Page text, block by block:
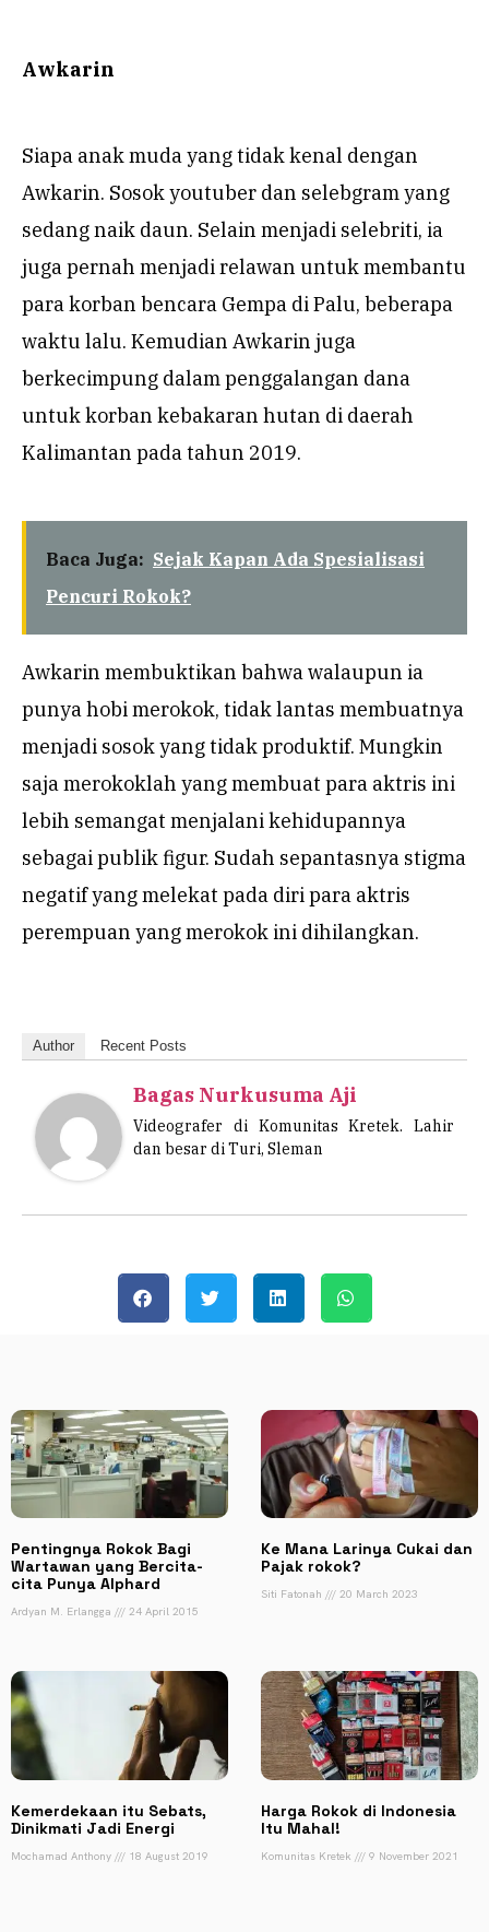
Awkarin
Siapa anak muda yang tidak kenal dengan
Awkarin. Sosok youtuber dan selebgram yang
sedang naik daun. Selain menjadi selebriti, ia
juga pernah menjadi relawan untuk membantu
para korban bencara Gempa di Palu, beberapa
waktu lalu. Kemudian Awkarin juga
berkecimpung dalam penggalangan dana
untuk korban kebakaran hutan di daerah
Kalimantan pada tahun 2019.
Baca Juga: Sejak Kapan Ada Spesialisasi
Pencuri Rokok?
Awkarin membuktikan bahwa walaupun ia
punya hobi merokok, tidak lantas membuatnya
menjadi sosok yang tidak produktif. Mungkin
saja merokoklah yang membuat para aktris ini
lebih semangat menjalani kehidupannya
sebagai publik figur. Sudah sepantasnya stigma
negatif yang melekat pada diri para aktris
perempuan yang merokok ini dihilangkan.
Author Recent Posts
Bagas Nurkusuma Aji
Videografer di Komunitas Kretek. Lahir
dan besar di Turi, Sleman
Pentingnya Rokok Bagi
Wartawan yang Bercita-
cita Punya Alphard
Ardyan M. Erlangga 24 April 2015
Ke Mana Larinya Cukai dan
Pajak rokok?
Siti Fatonah 20 March 2023
Kemerdekaan itu Sebats,
Dinikmati Jadi Energi
Mochamad Anthony 18 August 2019
Harga Rokok di Indonesia
Itu Mahal!
Komunitas Kretek 9 November 2021